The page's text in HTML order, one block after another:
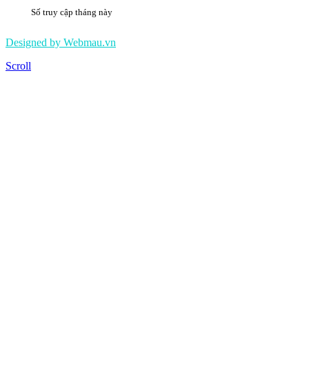
Số truy cập tháng này
Designed by Webmau.vn
Scroll